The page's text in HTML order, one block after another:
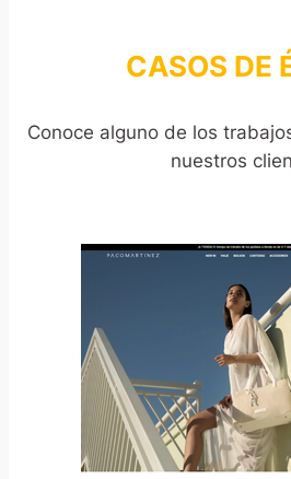
CASOS DE
Conoce alguno de los
nuestros